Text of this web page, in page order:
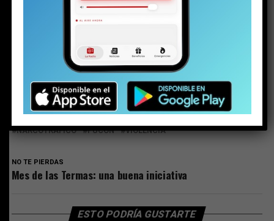
Share this:
Facebook
NARCOTRÁFICO
PUCON VIOLENCIA
NO TE PIERDAS
Mes de las Termas: una buena iniciativa
ESTO PODRÍA GUSTARTE